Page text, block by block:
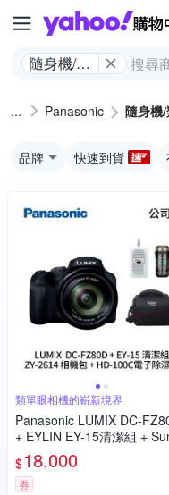
隨身機/類
Panasonic 隨身機
品牌 快速到貨
類單眼相機的嶄新境界
Panasonic LUMIX DC-
+ EYLIN EY-15清潔組 +
ght ZY-2614相機包 + EirMai
瑪 HD-100C電子除濕卡
D (公司貨)
$18,000
券